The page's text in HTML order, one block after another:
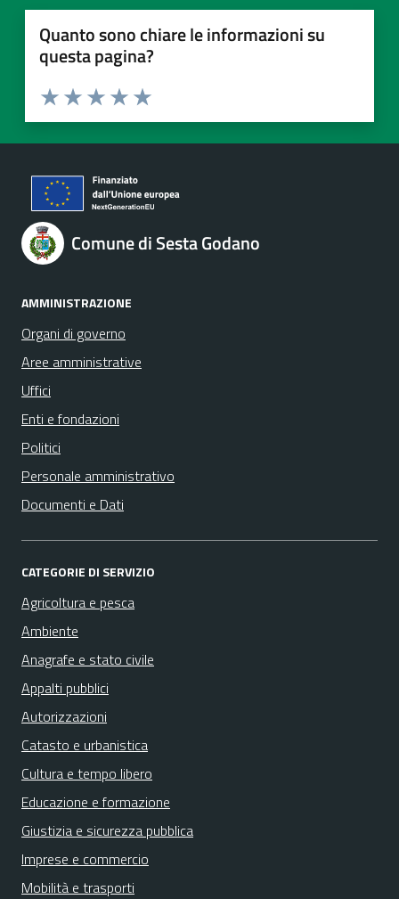
Quanto sono chiare le informazioni su
questa pagina?
Valuta 5 stelle su 5
Valuta 4 stelle su 5
Valuta 3 stelle su 5
Valuta 2 stelle su 5
Valuta 1 stelle su 5
Comune di Sesta Godano
AMMINISTRAZIONE
Organi di governo
Aree amministrative
Uffici
Enti e fondazioni
Politici
Personale amministrativo
Documenti e Dati
CATEGORIE DI SERVIZIO
Agricoltura e pesca
Ambiente
Anagrafe e stato civile
Appalti pubblici
Autorizzazioni
Catasto e urbanistica
Cultura e tempo libero
Educazione e formazione
Giustizia e sicurezza pubblica
Imprese e commercio
Mobilità e trasporti